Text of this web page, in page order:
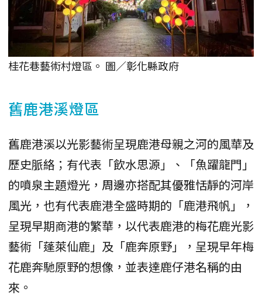
桂花巷藝術村燈區。 圖／彰化縣政府
舊鹿港溪燈區
舊鹿港溪以光影藝術呈現鹿港母親之河的風華及
歷史脈絡；有代表「飲水思源」、「魚躍龍門」
的噴泉主題燈光，周邊亦搭配其優雅恬靜的河岸
風光，也有代表鹿港全盛時期的「鹿港飛帆」，
呈現早期商港的繁華，以代表鹿港的梅花鹿光影
藝術「蓬萊仙鹿」及「鹿奔原野」，呈現早年梅
花鹿奔馳原野的想像，並表達鹿仔港名稱的由
來。